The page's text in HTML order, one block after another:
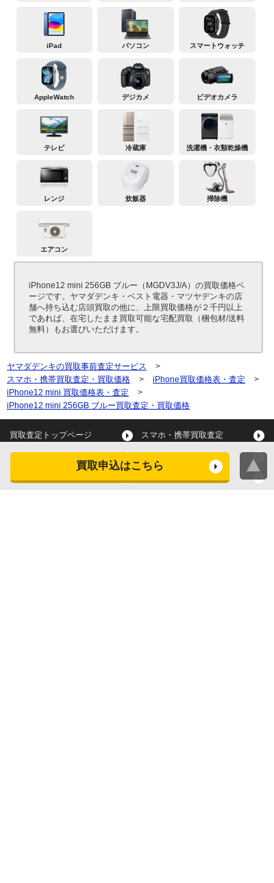
買取申込はこちら
iPad パソコン スマートウォッチ
AppleWatch デジカメ ビデオカメラ
テレビ 冷蔵庫 洗濯機・衣類乾燥機
レンジ 炊飯器 掃除機
エアコン
iPhone12 mini 256GB ブルー（MGDV3J/A）の買取価格ペ
ージです。ヤマダデンキ・ベスト電器・マツヤデンキの店
舗へ持ち込む店頭買取の他に、上限買取価格が２千円以上
であれば、在宅したまま買取可能な宅配買取（梱包材/送料
無料）もお選びいただけます。
ヤマダデンキの買取事前査定サービス
>
スマホ・携帯買取査定・買取価格
> iPhone買取価格表・査定
>
iPhone12 mini 買取価格表・査定
>
iPhone12 mini 256GB ブルー買取査定・買取価格
買取査定トップページ スマホ・携帯買取査定
タブレット買取査定
スマートウォッチ買取査定